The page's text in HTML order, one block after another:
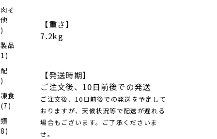
そ
品
食
【重さ】
7.2kg
【発送時期】
ご注文後、10日前後での発送
ご注文後、10日前後での発送を予定して
おりますが、天候状況等で配送が遅れる
場合もございます。ご了承くださいま
せ。